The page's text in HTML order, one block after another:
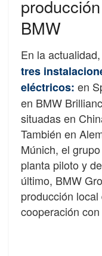
BMW
En la actualidad,
tres
eléctricos: en
en BMW
situadas en
También en
Múnich, el
planta piloto y
último, BMW
producción
cooperación